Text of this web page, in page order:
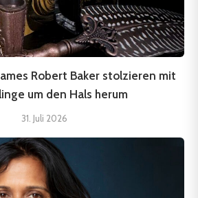
Robert Baker stolzieren mit
um den Hals herum
31. Juli 2026